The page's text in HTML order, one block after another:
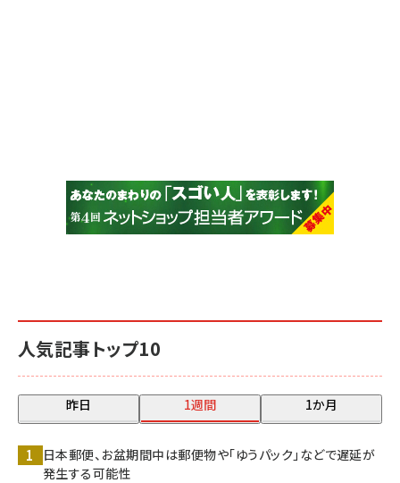
人気記事トップ10
昨日 1週間 1か月
日本郵便、お盆期間中は郵便物や「ゆうパック」などで遅延が
発生する可能性